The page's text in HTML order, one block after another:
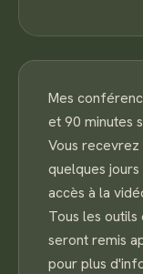
Mes
et 90 minutes
Vous
quelques
accès à la
Tous les outils
seront remis
pour plus